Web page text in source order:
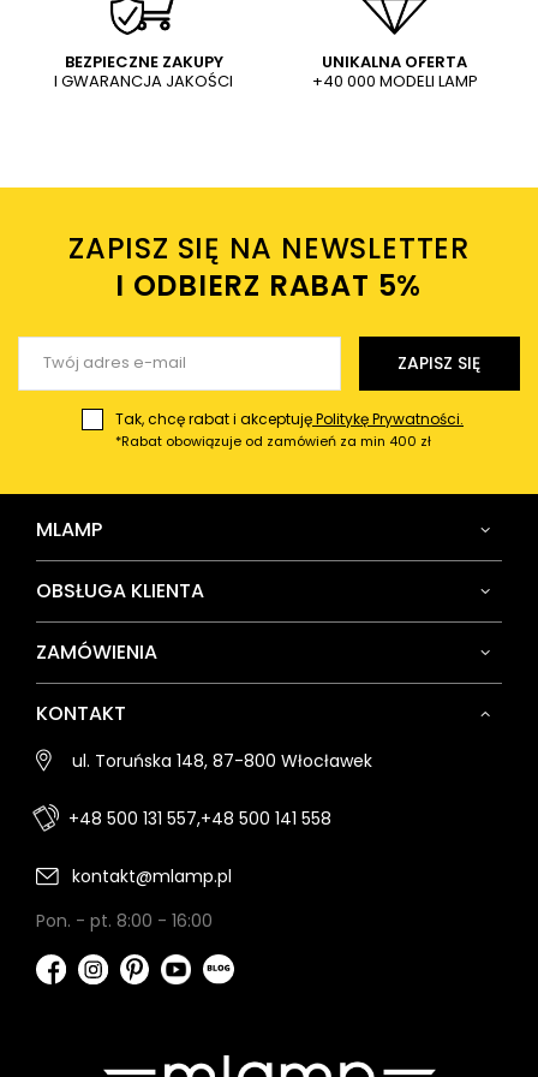
Dodaj własne zdjęcie produktu:
Twoje imię
Twój email
BEZPIECZNE ZAKUPY
I GWARANCJA JAKOŚCI
UNIKALNA OFERTA
+40 000 MODELI LAMP
ZAPISZ SIĘ NA NEWSLETTER
I ODBIERZ RABAT 5%ㅤ
ZAPISZ SIĘ
Tak, chcę rabat i akceptujęPolitykę Prywatności.
*Rabat obowiązuje od zamówień za min 400 zł
MLAMP
OBSŁUGA KLIENTA
ZAMÓWIENIA
KONTAKT
ul. Toruńska 148, 87-800 Włocławek
+48 500 131 557,+48 500 141 558
kontakt@mlamp.pl
Pon. - pt. 8:00 - 16:00